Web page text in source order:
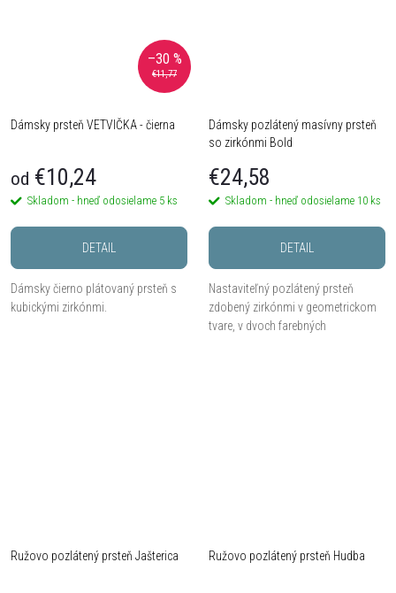
€11,77
–30 %
Dámsky prsteň VETVIČKA - čierna
od €10,24
Skladom - hneď odosielame 5 ks
DETAIL
Dámsky čierno plátovaný prsteň s
kubickými zirkónmi.
Dámsky pozlátený masívny prsteň
so zirkónmi Bold
€24,58
Skladom - hneď odosielame 10 ks
DETAIL
Nastaviteľný pozlátený prsteň
zdobený zirkónmi v geometrickom
tvare, v dvoch farebných
Ružovo pozlátený prsteň Jašterica Ružovo pozlátený prsteň Hudba